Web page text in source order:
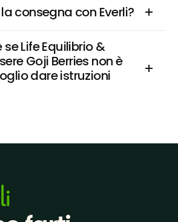
consegna con Everli?
Life Equilibrio &
Goji Berries non è
dare istruzioni